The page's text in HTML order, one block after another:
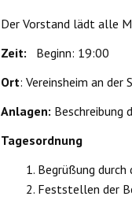
Der Vorstand lädt alle
Zeit: Beginn: 19:00
Ort: Vereinsheim an
Anlagen:
Tagesordnung
Begrüßung
Feststellen der